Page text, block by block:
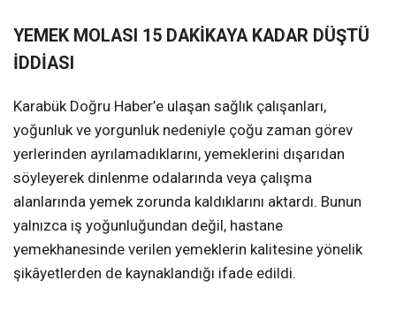
YEMEK MOLASI 15 DAKİKAYA KADAR DÜŞTÜ
İDDİASI
Karabük Doğru Haber’e ulaşan sağlık çalışanları,
yoğunluk ve yorgunluk nedeniyle çoğu zaman görev
yerlerinden ayrılamadıklarını, yemeklerini dışarıdan
söyleyerek dinlenme odalarında veya çalışma
alanlarında yemek zorunda kaldıklarını aktardı. Bunun
yalnızca iş yoğunluğundan değil, hastane
yemekhanesinde verilen yemeklerin kalitesine yönelik
şikâyetlerden de kaynaklandığı ifade edildi.